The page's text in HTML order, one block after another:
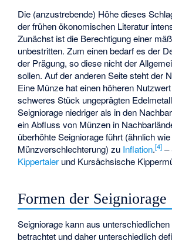
Die (anzustrebende) Höhe dieses
der frühen ökonomischen Literatur
Zunächst ist die Berechtigung einer
unbestritten. Zum einen bedarf es der
der Prägung, so diese nicht der
sollen. Auf der anderen Seite steht der
Eine Münze hat einen höheren
schweres Stück ungeprägten
Seigniorage niedriger als in den
ein Abfluss von Münzen in
überhöhte Seigniorage führt (ähnlich
Münzverschlechterung) zu Inflation.[4] –
Kippertaler und Kursächsische
Formen der Seigniorage
Seigniorage kann aus
betrachtet und daher unterschiedlich